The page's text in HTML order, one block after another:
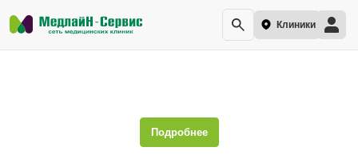
Клиники
Подробнее